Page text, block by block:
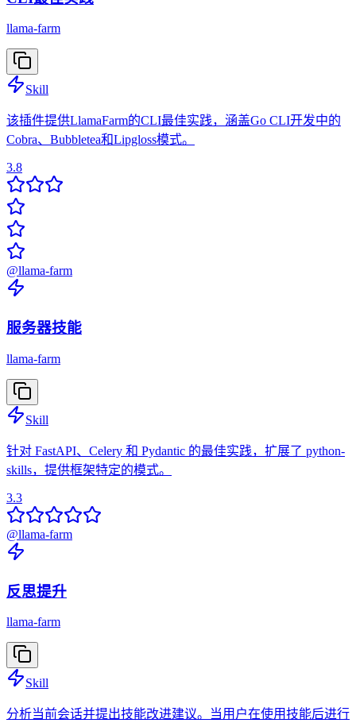
llama-farm
Skill
该插件提供LlamaFarm的CLI最佳实践，涵盖Go CLI开发中的
Cobra、Bubbletea和Lipgloss模式。
3.8
@llama-farm
服务器技能
llama-farm
Skill
针对 FastAPI、Celery 和 Pydantic 的最佳实践，扩展了 python-
skills，提供框架特定的模式。
3.3
@llama-farm
反思提升
llama-farm
Skill
分析当前会话并提出技能改进建议。当用户在使用技能后进行